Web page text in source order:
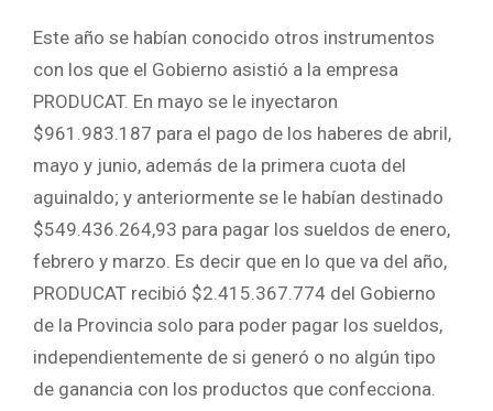
Este año se habían conocido otros instrumentos
con los que el Gobierno asistió a la empresa
PRODUCAT. En mayo se le inyectaron
$961.983.187 para el pago de los haberes de abril,
mayo y junio, además de la primera cuota del
aguinaldo; y anteriormente se le habían destinado
$549.436.264,93 para pagar los sueldos de enero,
febrero y marzo. Es decir que en lo que va del año,
PRODUCAT recibió $2.415.367.774 del Gobierno
de la Provincia solo para poder pagar los sueldos,
independientemente de si generó o no algún tipo
de ganancia con los productos que confecciona.